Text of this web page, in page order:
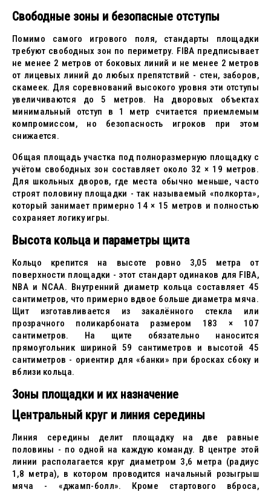
Свободные зоны и безопасные отступы
Помимо самого игрового поля, стандарты площадки
требуют свободных зон по периметру. FIBA предписывает
не менее 2 метров от боковых линий и не менее 2 метров
от лицевых линий до любых препятствий - стен, заборов,
скамеек. Для соревнований высокого уровня эти отступы
увеличиваются до 5 метров. На дворовых объектах
минимальный отступ в 1 метр считается приемлемым
компромиссом, но безопасность игроков при этом
снижается.
Общая площадь участка под полноразмерную площадку с
учётом свободных зон составляет около 32 × 19 метров.
Для школьных дворов, где места обычно меньше, часто
строят половину площадки - так называемый «полкорта»,
который занимает примерно 14 × 15 метров и полностью
сохраняет логику игры.
Высота кольца и параметры щита
Кольцо крепится на высоте ровно 3,05 метра от
поверхности площадки - этот стандарт одинаков для FIBA,
NBA и NCAA. Внутренний диаметр кольца составляет 45
сантиметров, что примерно вдвое больше диаметра мяча.
Щит изготавливается из закалённого стекла или
прозрачного поликарбоната размером 183 × 107
сантиметров. На щите обязательно наносится
прямоугольник шириной 59 сантиметров и высотой 45
сантиметров - ориентир для «банки» при бросках сбоку и
вблизи кольца.
Зоны площадки и их назначение
Центральный круг и линия середины
Линия середины делит площадку на две равные
половины - по одной на каждую команду. В центре этой
линии располагается круг диаметром 3,6 метра (радиус
1,8 метра), в котором проводится начальный розыгрыш
мяча - «джамп-болл». Кроме стартового вброса,